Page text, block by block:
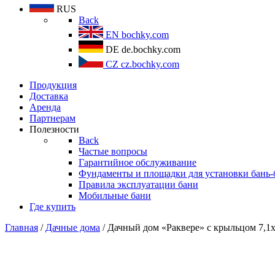
RUS
Back
EN bochky.com
DE de.bochky.com
CZ cz.bochky.com
Продукция
Доставка
Аренда
Партнерам
Полезности
Back
Частые вопросы
Гарантийное обслуживание
Фундаменты и площадки для установки бань-
Правила эксплуатации бани
Мобильные бани
Где купить
Главная / Дачные дома / Дачный дом «Раквере» с крыльцом